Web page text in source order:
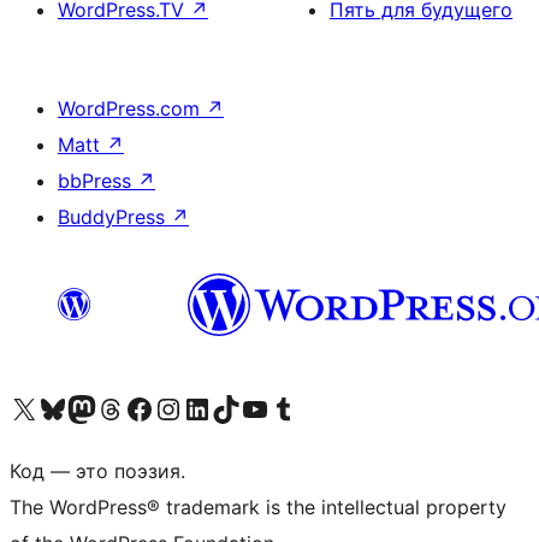
WordPress.TV ↗
Пять для будущего
WordPress.com ↗
Matt ↗
bbPress ↗
BuddyPress ↗
Посетите нас в X (ранее Twitter)
Посетите нашу учётную запись в Bluesky
Посетите нашу ленту в Mastodon
Посетите нашу учётную запись в Threads
Посетите нашу страницу на Facebook
Посетите наш Instagram
Посетите нашу страницу в LinkedIn
Посетите нашу учётную запись в TikTok
Посетите наш канал YouTube
Посетите нашу учётную запись в Tumblr
Код — это поэзия.
The WordPress® trademark is the intellectual property